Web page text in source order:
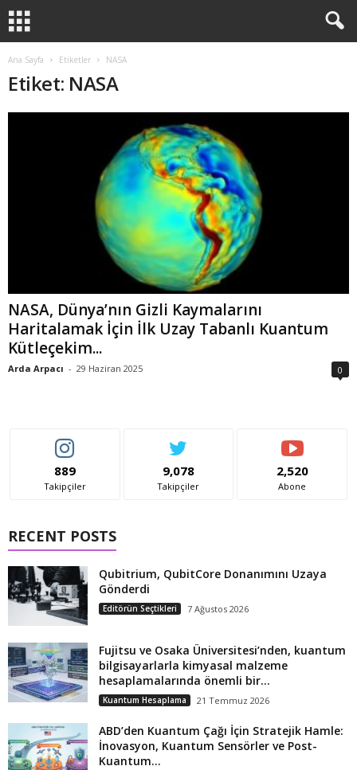
Ana Sayfa Etiketler NASA
Etiket: NASA
NASA, Dünya’nın Gizli Kaymalarını
Haritalamak İçin İlk Uzay Tabanlı Kuantum
Kütleçekim...
Arda Arpacı - 29 Haziran 2025 0
889
Takipçiler
9,078
Takipçiler
2,520
Abone
RECENT POSTS
Qubitrium, QubitCore Donanımını Uzaya
Gönderdi
Editörün Seçtikleri 7 Ağustos 2026
Fujitsu ve Osaka Üniversitesi’nden, kuantum
bilgisayarlarla kimyasal malzeme
hesaplamalarında önemli bir...
Kuantum Hesaplama 21 Temmuz 2026
ABD’den Kuantum Çağı İçin Stratejik Hamle:
İnovasyon, Kuantum Sensörler ve Post-
Kuantum...